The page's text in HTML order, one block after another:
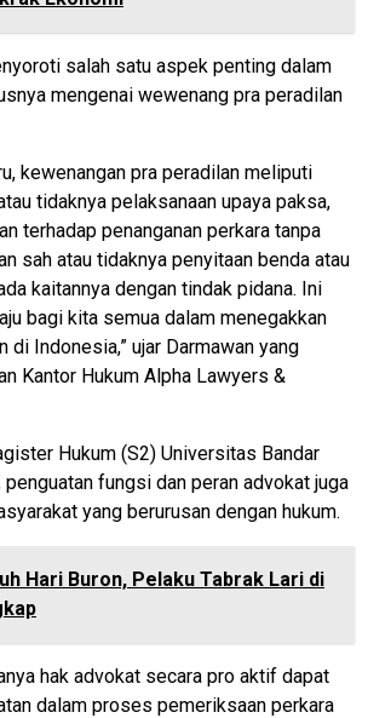
salah satu aspek penting dalam
mengenai wewenang pra peradilan
kewenangan pra peradilan meliputi
tidaknya pelaksanaan upaya paksa,
terhadap penanganan perkara tanpa
sah atau tidaknya penyitaan benda atau
kaitannya dengan tindak pidana. Ini
bagi kita semua dalam menegakkan
di Indonesia,” ujar Darmawan yang
Kantor Hukum Alpha Lawyers &
Hukum (S2) Universitas Bandar
penguatan fungsi dan peran advokat juga
yang berurusan dengan hukum.
Hari Buron, Pelaku Tabrak Lari di
hak advokat secara pro aktif dapat
dalam proses pemeriksaan perkara